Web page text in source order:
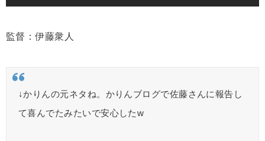
監督：伊藤衆人
↓かりんの元ネタね。かりんブログで佐藤さんに報告し
て喜んでたみたいで安心したw